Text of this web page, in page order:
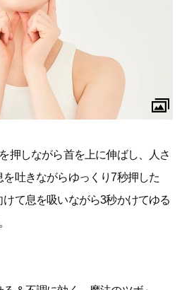
押しながら首を上に伸ばし、人さ
吐きながらゆっくり7秒押した
て息を吸いながら3秒かけてゆる